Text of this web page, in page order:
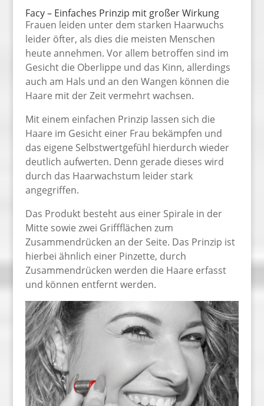
Facy – Einfaches Prinzip mit großer Wirkung
Frauen leiden unter dem starken Haarwuchs
leider öfter, als dies die meisten Menschen
heute annehmen. Vor allem betroffen sind im
Gesicht die Oberlippe und das Kinn, allerdings
auch am Hals und an den Wangen können die
Haare mit der Zeit vermehrt wachsen.
Mit einem einfachen Prinzip lassen sich die
Haare im Gesicht einer Frau bekämpfen und
das eigene Selbstwertgefühl hierdurch wieder
deutlich aufwerten. Denn gerade dieses wird
durch das Haarwachstum leider stark
angegriffen.
Das Produkt besteht aus einer Spirale in der
Mitte sowie zwei Griffflächen zum
Zusammendrücken an der Seite. Das Prinzip ist
hierbei ähnlich einer Pinzette, durch
Zusammendrücken werden die Haare erfasst
und können entfernt werden.